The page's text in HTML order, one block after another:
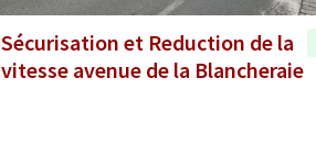
Sécurisation et Reduction de la
vitesse avenue de la Blancheraie